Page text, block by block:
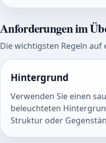
Anforderungen im
Die wichtigsten Regeln auf
Hintergrund
Verwenden Sie einen
beleuchteten
Struktur oder